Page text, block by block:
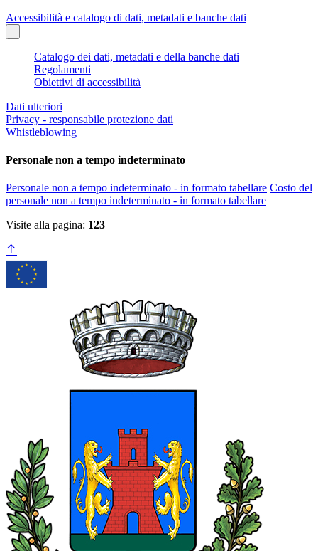
Accessibilità e catalogo di dati, metadati e banche dati
Catalogo dei dati, metadati e della banche dati
Regolamenti
Obiettivi di accessibilità
Dati ulteriori
Privacy - responsabile protezione dati
Whistleblowing
Personale non a tempo indeterminato
Personale non a tempo indeterminato - in formato tabellare Costo del
personale non a tempo indeterminato - in formato tabellare
Visite alla pagina: 123